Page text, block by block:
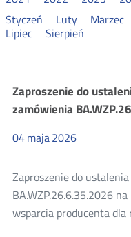
Styczeń
Luty Marzec
Lipiec
Sierpień
Szacowanie
wartości
2026
Zaproszenie do
zamówienia
04maja2026
Zaproszenie do
BA.WZP.26.6.35.2026
wsparcia producenta